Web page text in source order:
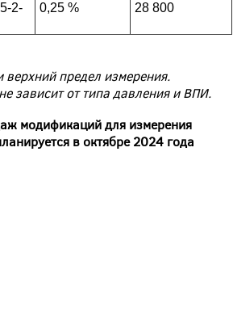
2-
0,25 % 28 800
верхний предел измерения.
зависит от типа давления и ВПИ.
модификаций для измерения
в октябре 2024 года